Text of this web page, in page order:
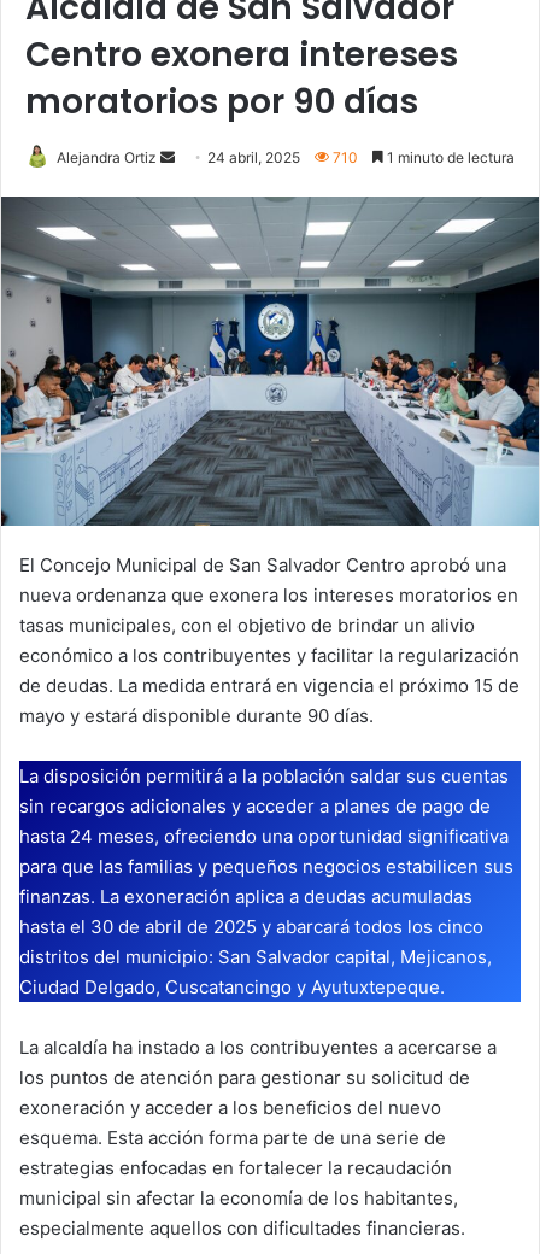
Centro exonera intereses
moratorios por 90 días
Alejandra Ortiz
Send
email
24 abril, 2025 710 1 minuto de lectura
El Concejo Municipal de San Salvador Centro aprobó una
nueva ordenanza que exonera los intereses moratorios en
tasas municipales, con el objetivo de brindar un alivio
económico a los contribuyentes y facilitar la regularización
de deudas. La medida entrará en vigencia el próximo 15 de
mayo y estará disponible durante 90 días.
La disposición permitirá a la población saldar sus cuentas
sin recargos adicionales y acceder a planes de pago de
hasta 24 meses, ofreciendo una oportunidad significativa
para que las familias y pequeños negocios estabilicen sus
finanzas. La exoneración aplica a deudas acumuladas
hasta el 30 de abril de 2025 y abarcará todos los cinco
distritos del municipio: San Salvador capital, Mejicanos,
Ciudad Delgado, Cuscatancingo y Ayutuxtepeque.
La alcaldía ha instado a los contribuyentes a acercarse a
los puntos de atención para gestionar su solicitud de
exoneración y acceder a los beneficios del nuevo
esquema. Esta acción forma parte de una serie de
estrategias enfocadas en fortalecer la recaudación
municipal sin afectar la economía de los habitantes,
especialmente aquellos con dificultades financieras.